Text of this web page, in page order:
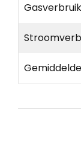
Gasverbruik